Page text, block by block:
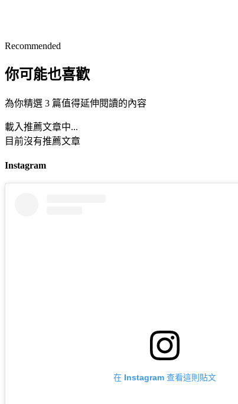
Recommended
你可能也喜歡
為你精選 3 篇值得延伸閱讀的內容
載入推薦文章中...
目前沒有推薦文章
Instagram
在 Instagram 查看這則貼文